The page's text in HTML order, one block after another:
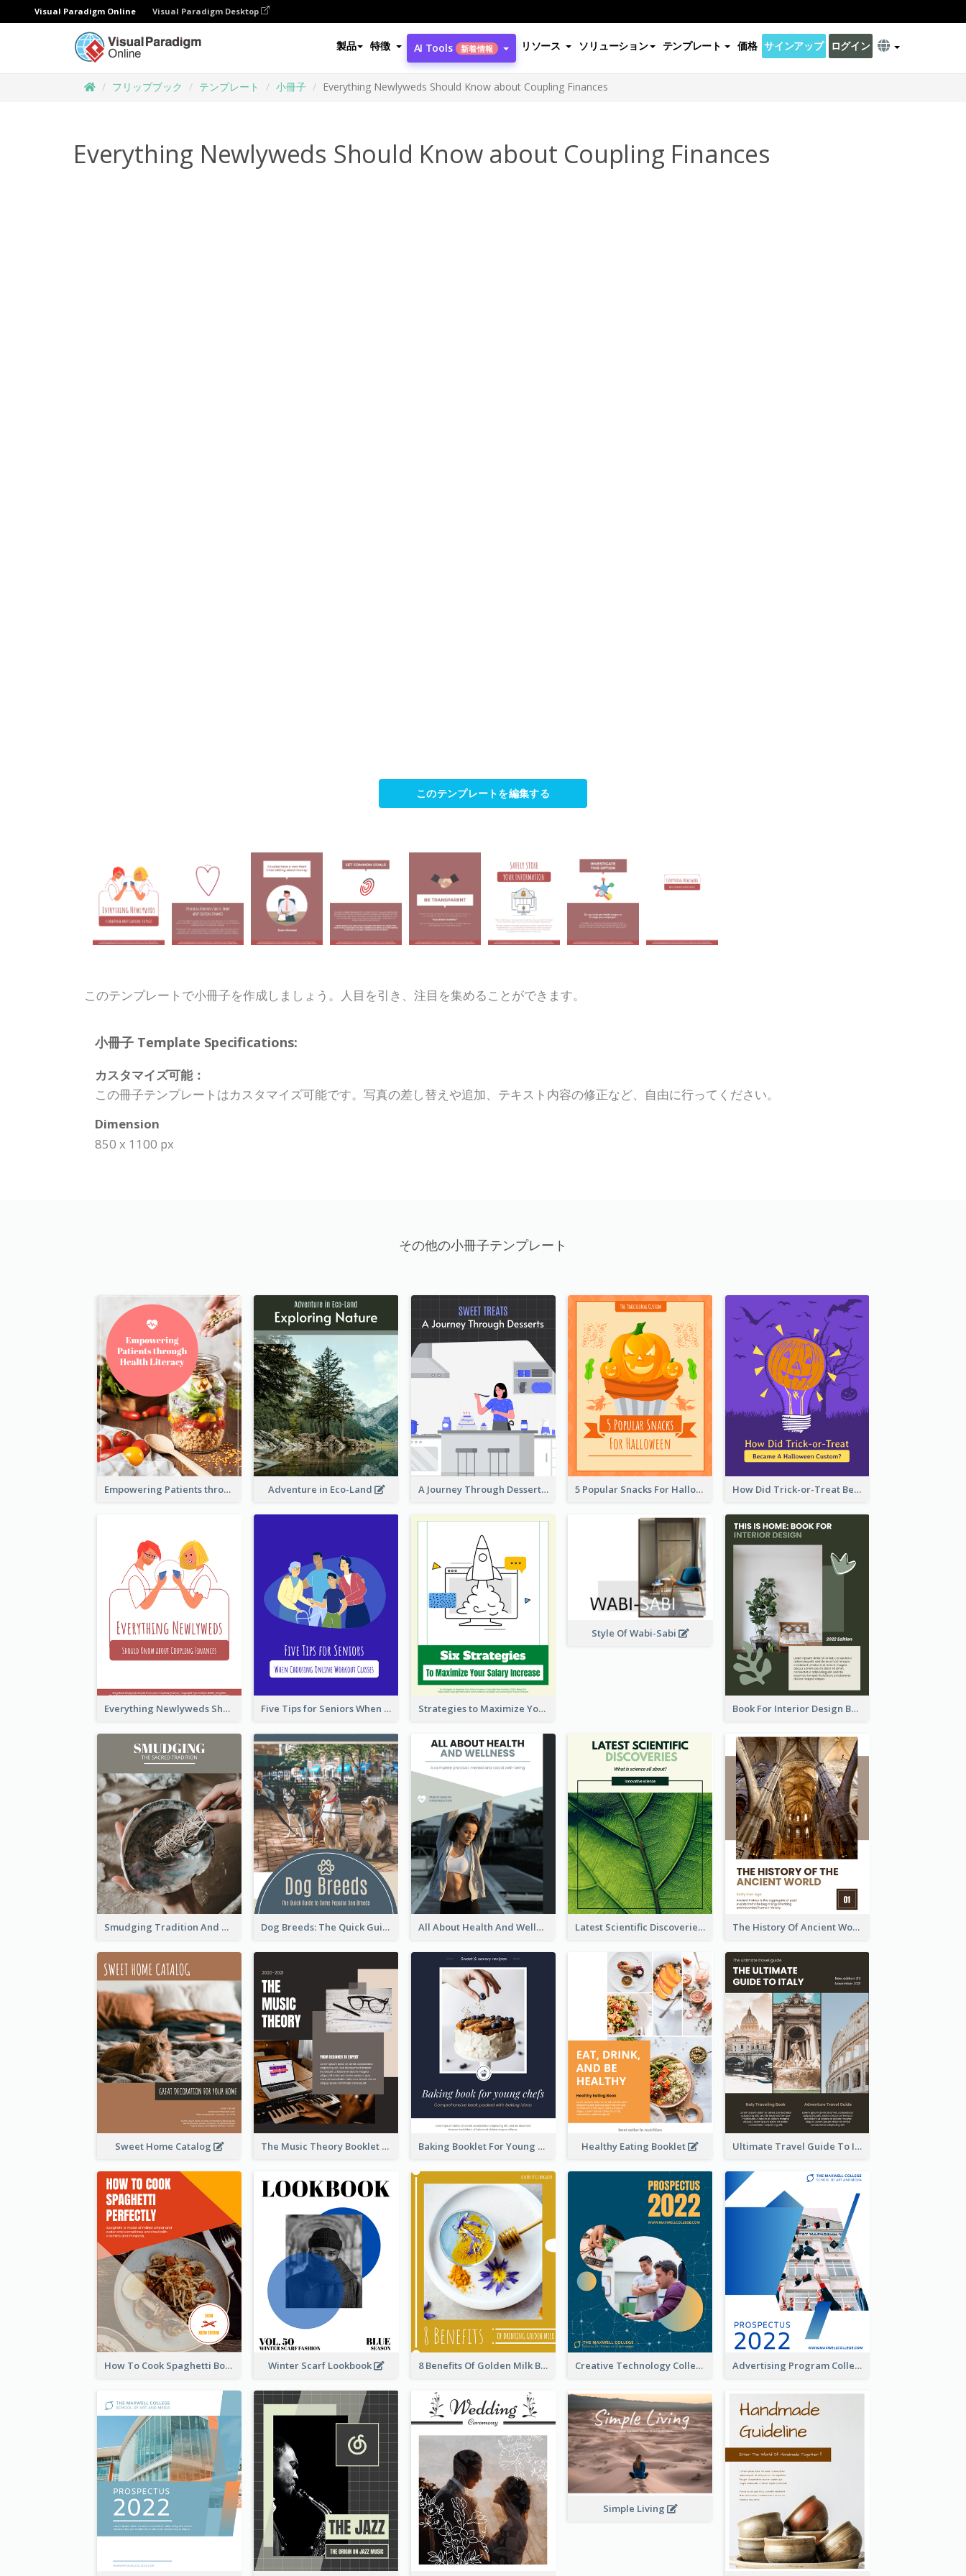
Visual Paradigm Online Visual Paradigm Desktop
製品 特徴 AI Tools 新着情報 リソース ソリューション テンプレート 価格 サインアップ ログイン
フリップブック テンプレート 小冊子 Everything Newlyweds Should Know about Coupling Finances
Everything Newlyweds Should Know about Coupling Finances
このテンプレートを編集する
このテンプレートで小冊子を作成しましょう。人目を引き、注目を集めることができます。
小冊子 Template Specifications:
カスタマイズ可能：
この冊子テンプレートはカスタマイズ可能です。写真の差し替えや追加、テキスト内容の修正など、自由に行ってください。
Dimension
850 x 1100 px
その他の小冊子テンプレート
Empowering Patients through Health Literacy Adventure in Eco-Land A Journey Through Desserts 5 Popular Snacks For Halloween How Did Trick-or-Treat Became A Halloween Custom?
Everything Newlyweds Should Know about Coupling Finances Five Tips for Seniors When Choosing Online Workout Classes Strategies to Maximize Your Salary Increase
Style Of Wabi-Sabi
Book For Interior Design Booklet
Smudging Tradition And History Booklet Dog Breeds: The Quick Guide to Some Popular Dog Breeds All About Health And Wellness Booklet Latest Scientific Discoveries Booklet The History Of Ancient World Booklet
Sweet Home Catalog The Music Theory Booklet Baking Booklet For Young Chefs Healthy Eating Booklet Ultimate Travel Guide To Italy Booklet
How To Cook Spaghetti Booklet Winter Scarf Lookbook 8 Benefits Of Golden Milk Booklet Creative Technology College Prospectus Advertising Program College Prospectus
Simple Living